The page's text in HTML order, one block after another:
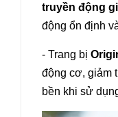
truyền động
động ổn định
- Trang bị
động cơ, giảm
bền khi sử